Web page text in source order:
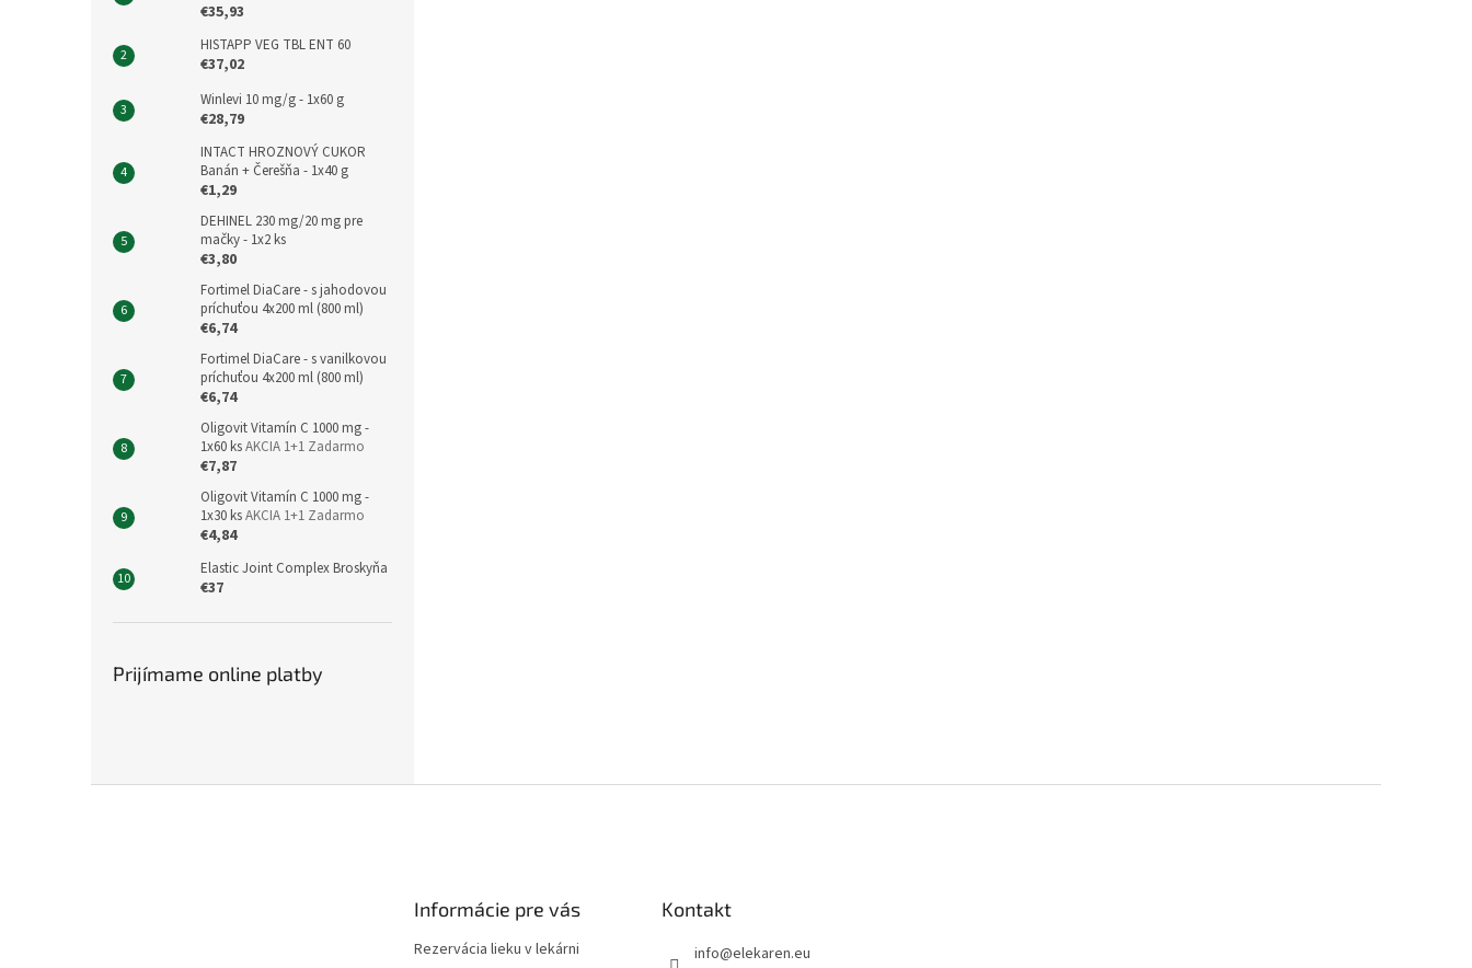
€35,93
HISTAPP VEG TBL ENT 60
€37,02
Winlevi 10 mg/g - 1x60 g
€28,79
INTACT HROZNOVÝ CUKOR
Banán + Čerešňa - 1x40 g
€1,29
DEHINEL 230 mg/20 mg pre
mačky - 1x2 ks
€3,80
Fortimel DiaCare - s jahodovou
príchuťou 4x200 ml (800 ml)
€6,74
Fortimel DiaCare - s vanilkovou
príchuťou 4x200 ml (800 ml)
€6,74
Oligovit Vitamín C 1000 mg -
1x60 ksAKCIA 1+1 Zadarmo
€7,87
Oligovit Vitamín C 1000 mg -
1x30 ksAKCIA 1+1 Zadarmo
€4,84
Elastic Joint Complex Broskyňa
€37
Prijímame online platby
Informácie pre vás
Rezervácia lieku v lekárni
Kontakt
info@elekaren.eu